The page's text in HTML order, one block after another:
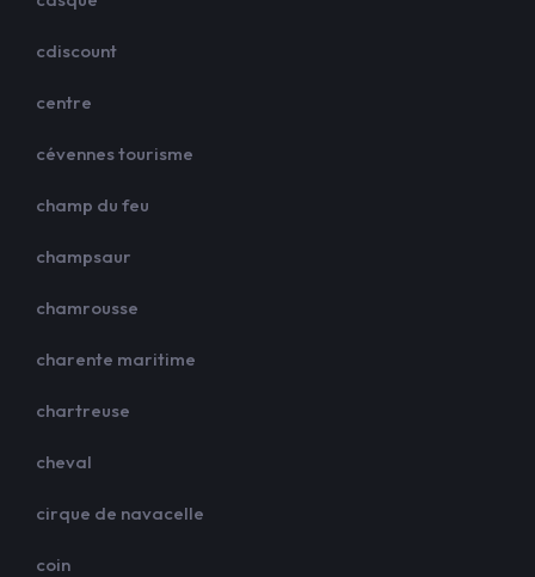
cdiscount
centre
cévennes tourisme
champ du feu
champsaur
chamrousse
charente maritime
chartreuse
cheval
cirque de navacelle
coin